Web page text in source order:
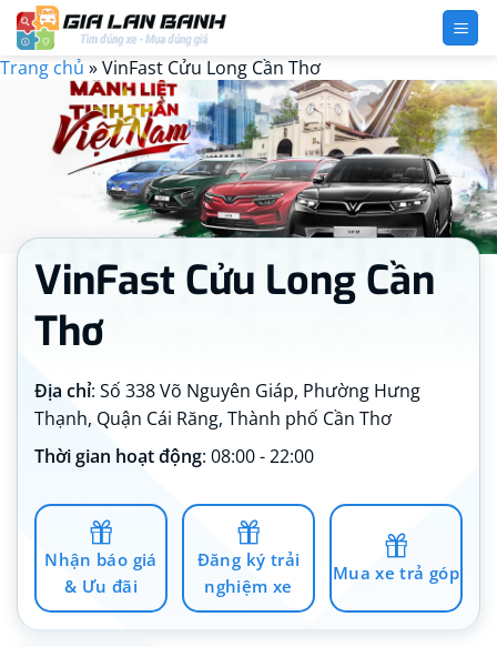
Bỏ
qua
nội
Trang chủ »VinFast Cửu Long Cần Thơ
VinFast Cửu Long Cần
Thơ
Địa chỉ: Số 338 Võ Nguyên Giáp, Phường Hưng
Thạnh, Quận Cái Răng, Thành phố Cần Thơ
Thời gian hoạt động: 08:00 - 22:00
Nhận báo giá
& Ưu đãi
Đăng ký trải
nghiệm xe
Mua xe trả góp